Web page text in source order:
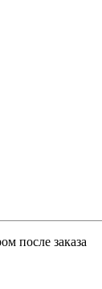
после заказа